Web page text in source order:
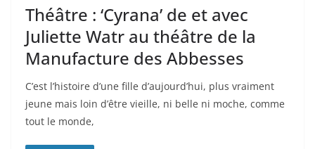
Théâtre : ‘Cyrana’ de et avec
Juliette Watr au théâtre de la
Manufacture des Abbesses
C’est l’histoire d’une fille d’aujourd’hui, plus vraiment
jeune mais loin d’être vieille, ni belle ni moche, comme
tout le monde,